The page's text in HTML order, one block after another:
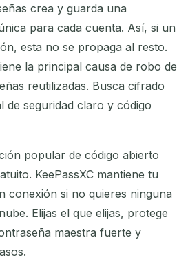
crea y guarda una
para cada cuenta. Así, si un
esta no se propaga al resto.
la principal causa de robo de
reutilizadas. Busca cifrado
de seguridad claro y código
popular de código abierto
KeePassXC mantiene tu
conexión si no quieres ninguna
Elijas el que elijas, protege
maestra fuerte y